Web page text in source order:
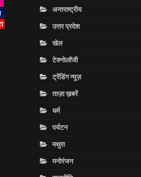
अन्तराष्ट्रीय
उत्तर प्रदेश
खेल
टेक्नोलॉजी
ट्रेंडिंग न्यूज़
ताज़ा ख़बरें
धर्म
पर्यटन
मथुरा
मनोरंजन